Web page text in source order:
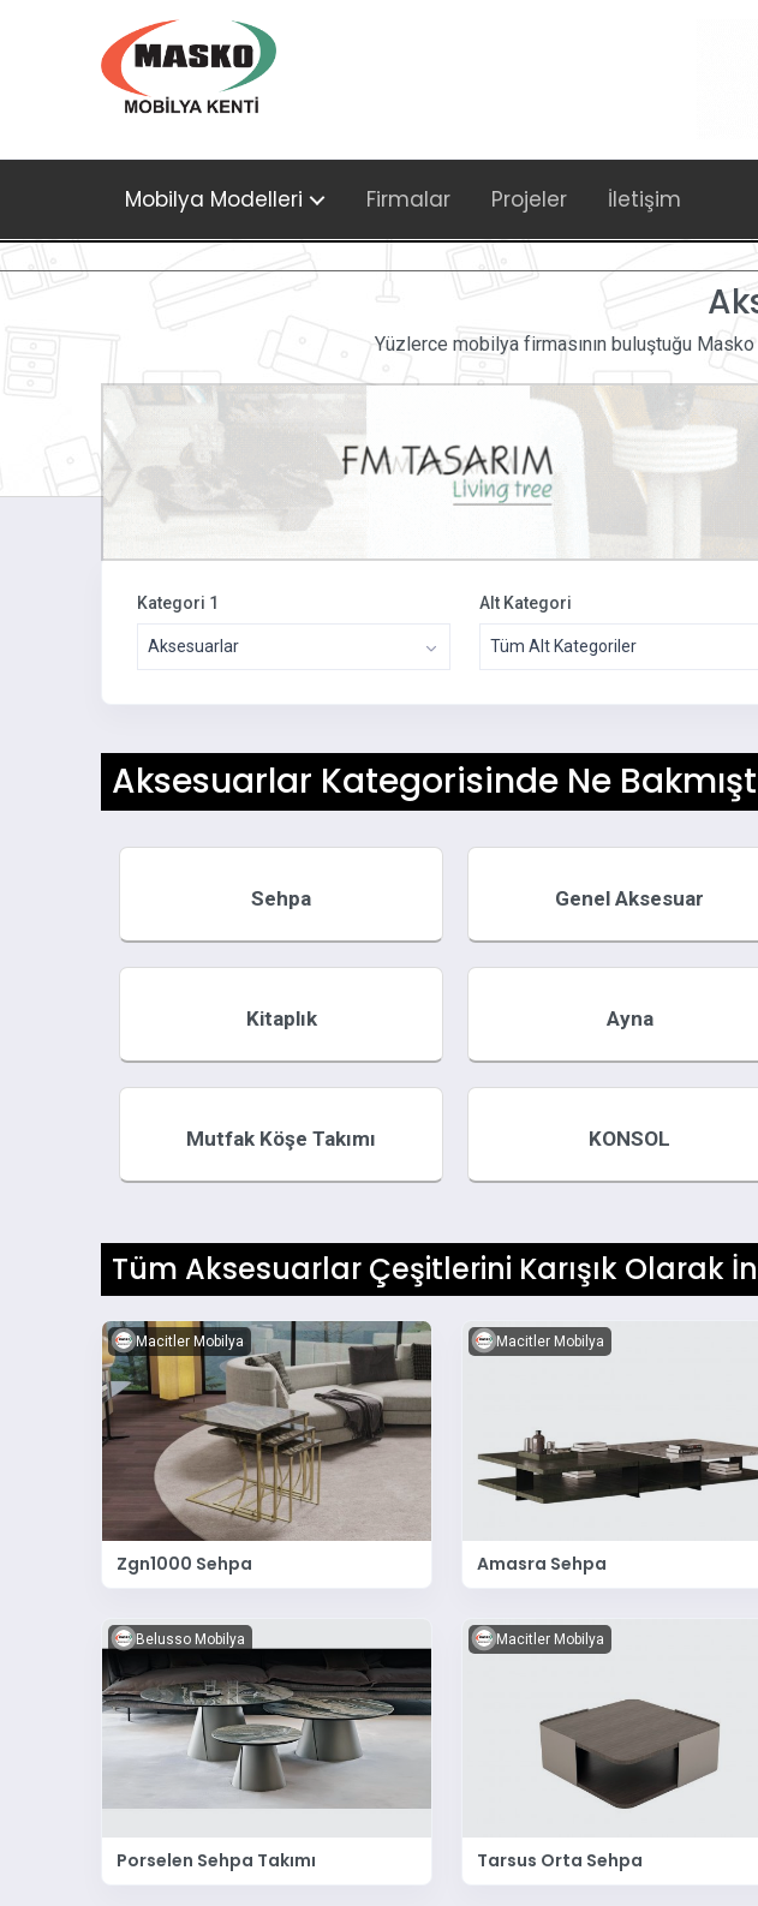
Mobilya Modelleri Firmalar Projeler İletişim
Yüzlerce mobilya firmasının buluştuğu
Kategori 1
Aksesuarlar
Alt Kategori
Tüm Alt Kategoriler
Aksesuarlar Kategorisinde Ne
Sehpa Genel Aksesuar
Kitaplık Ayna
Mutfak Köşe Takımı KONSOL
Tüm Aksesuarlar Çeşitlerini Karışık Olarak
Macitler Mobilya
Zgn1000 Sehpa
Macitler Mobilya
Amasra Sehpa
Belusso Mobilya
Porselen Sehpa Takımı
Macitler Mobilya
Tarsus Orta Sehpa